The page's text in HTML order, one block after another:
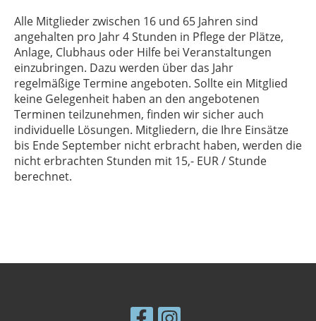
Alle Mitglieder zwischen 16 und 65 Jahren sind
angehalten pro Jahr 4 Stunden in Pflege der Plätze,
Anlage, Clubhaus oder Hilfe bei Veranstaltungen
einzubringen. Dazu werden über das Jahr
regelmäßige Termine angeboten. Sollte ein Mitglied
keine Gelegenheit haben an den angebotenen
Terminen teilzunehmen, finden wir sicher auch
individuelle Lösungen. Mitgliedern, die Ihre Einsätze
bis Ende September nicht erbracht haben, werden die
nicht erbrachten Stunden mit 15,- EUR / Stunde
berechnet.